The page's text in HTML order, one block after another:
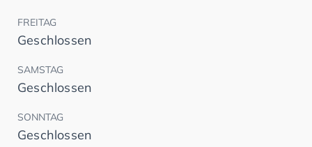
FREITAG
Geschlossen
SAMSTAG
Geschlossen
SONNTAG
Geschlossen